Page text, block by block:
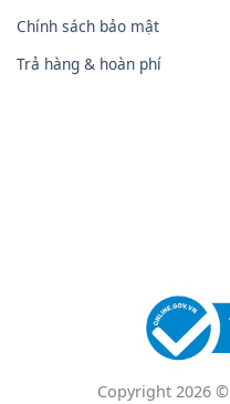
Chính sách bảo mật
Trả hàng & hoàn phí
Copyright 2026 ©